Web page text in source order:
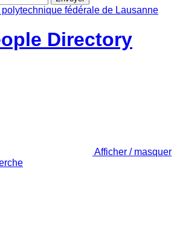
Directory
Afficher / masquer